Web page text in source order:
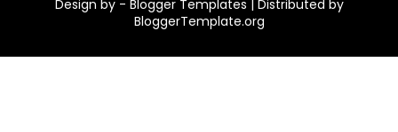
Design by - Blogger Templates | Distributed by
BloggerTemplate.org